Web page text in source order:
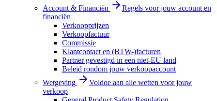
Account & Financiën
Regels voor jouw account en
financiën
Verkoopprijzen
Verkoopfactuur
Commissie
Klantcontact en (BTW-)facturen
Partner gevestigd in een niet-EU land
Beleid rondom jouw verkoopaccount
Wetgeving
Voldoe aan alle wetten voor jouw
verkoop